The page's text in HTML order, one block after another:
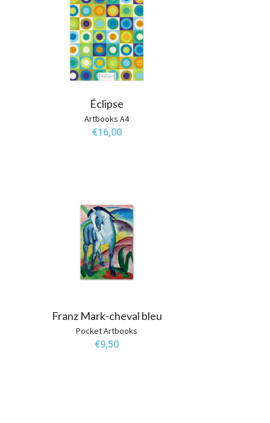
Éclipse
Artbooks A4
€16,00
Franz Mark-cheval bleu
Pocket Artbooks
€9,50